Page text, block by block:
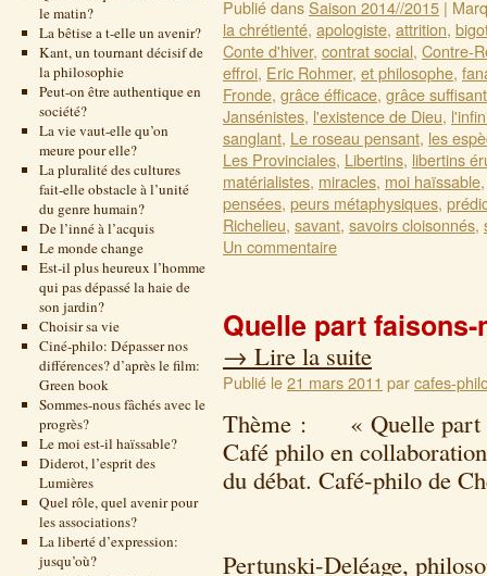
le matin?
La bêtise a t-elle un avenir?
Kant, un tournant décisif de
la philosophie
Peut-on être authentique en
société?
La vie vaut-elle qu’on
meure pour elle?
La pluralité des cultures
fait-elle obstacle à l’unité
du genre humain?
De l’inné à l’acquis
Le monde change
Est-il plus heureux l’homme
qui pas dépassé la haie de
son jardin?
Choisir sa vie
Ciné-philo: Dépasser nos
différences? d’après le film:
Green book
Sommes-nous fâchés avec le
progrès?
Le moi est-il haïssable?
Diderot, l’esprit des
Lumières
Quel rôle, quel avenir pour
les associations?
La liberté d’expression:
jusqu’où?
Publié dansSaison 2014//2015 |
la chrétienté, apologiste, attrition,
Conte d'hiver, contrat social, Contre-
effroi, Eric Rohmer, et philosophe,
Fronde, grâce éfficace, grâce
Jansénistes, l'existence de Dieu,
sanglant, Le roseau pensant, les
Les Provinciales, Libertins, libertins
matérialistes, miracles, moi haïssable
pensées, peurs métaphysiques,
Richelieu, savant, savoirs cloisonnés,
Un commentaire
Quelle part faisons-
→ Lire la suite
Publié le21 mars 2011 parcafes-
Thème : « Quelle part
Café philo en
du débat. Café-philo de
Pertunski-Deléage,